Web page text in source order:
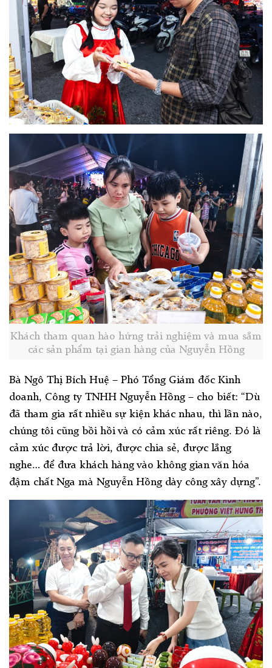
Khách tham quan hào hứng trải nghiệm và mua sắm
các sản phẩm tại gian hàng của Nguyễn Hồng
Bà Ngô Thị Bích Huệ – Phó Tổng Giám đốc Kinh
doanh, Công ty TNHH Nguyễn Hồng – cho biết: “Dù
đã tham gia rất nhiều sự kiện khác nhau, thì lần nào,
chúng tôi cũng bồi hồi và có cảm xúc rất riêng. Đó là
cảm xúc được trả lời, được chia sẻ, được lắng
nghe… để đưa khách hàng vào không gian văn hóa
đậm chất Nga mà Nguyễn Hồng dày công xây dựng”.